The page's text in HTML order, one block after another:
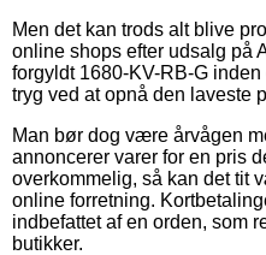
Men det kan trods alt blive
online shops efter udsalg på
forgyldt 1680-KV-RB-G
tryg ved at opnå den laveste
Man bør dog være årvågen
annoncerer varer for en pris
overkommelig, så kan det tit
online forretning.
indbefattet af en orden, som
butikker.